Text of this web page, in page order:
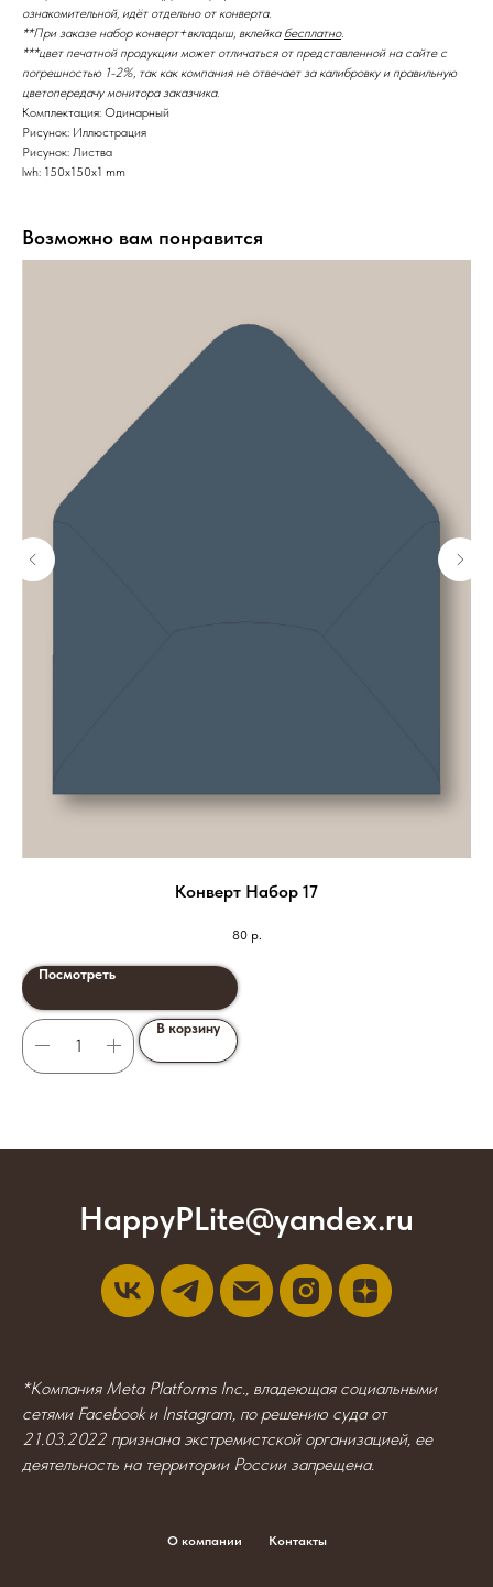
ознакомительной, идёт отдельно от конверта.
**При заказе набор конверт+вкладыш, вклейка бесплатно.
***цвет печатной продукции может отличаться от представленной на сайте с
погрешностью 1-2%, так как компания не отвечает за калибровку и правильную
цветопередачу монитора заказчика.
Комплектация: Одинарный
Рисунок: Иллюстрация
Рисунок: Листва
lwh: 150x150x1 mm
Возможно вам понравится
Конверт Набор 17
80 р.
Посмотреть
В корзину
HappyPLite@yandex.ru
*Компания Meta Platforms Inc., владеющая социальными
сетями Facebook и Instagram, по решению суда от
21.03.2022 признана экстремистской организацией, ее
деятельность на территории России запрещена.
О компании Контакты